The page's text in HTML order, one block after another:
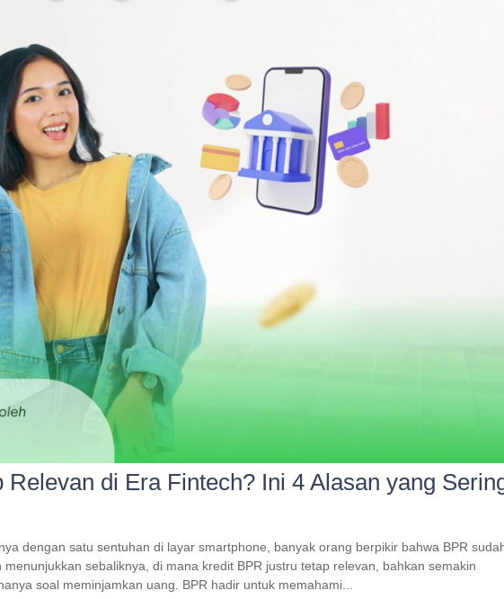
Relevan di Era Fintech? Ini 4 Alasan yang
dengan satu sentuhan di layar smartphone, banyak orang berpikir bahwa BPR
sebaliknya, di mana kredit BPR justru tetap relevan, bahkan semakin
soal meminjamkan uang. BPR hadir untuk memahami...